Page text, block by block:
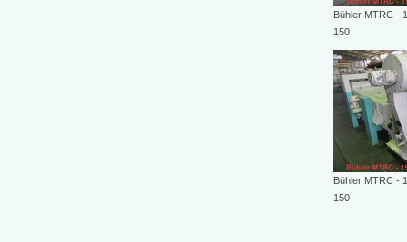
Bühler MTRC -
150
Bühler MTRC -
150